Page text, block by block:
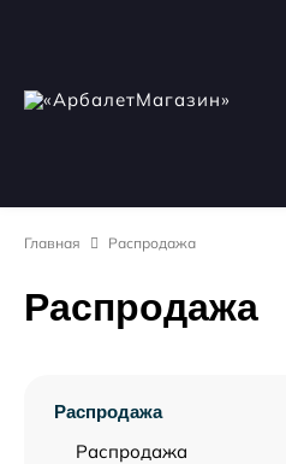
Главная Распродажа
Распродажа
Распродажа
Распродажа